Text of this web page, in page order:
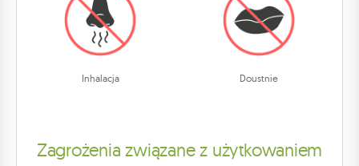
Inhalacja Doustnie
Zagrożenia związane z użytkowaniem